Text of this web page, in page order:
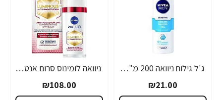
ג'ל גילוח ניוואה 200 מ"ל- מבית NIVEA
₪21.00
ניוואה לומינוס סרום אנטי אייג'ינג לטיפול בכתמים כהים 30 מ"ל - מבית NIVEA
₪108.00